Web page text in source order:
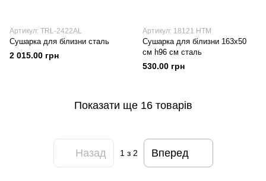
Артикул: TRL-2422AL
Сушарка для білизни сталь
2 015.00 грн
Артикул: 18121 HTM
Сушарка для білизни 163х50
см h96 см сталь
530.00 грн
Показати ще 16 товарів
Назад 1 з 2 Вперед